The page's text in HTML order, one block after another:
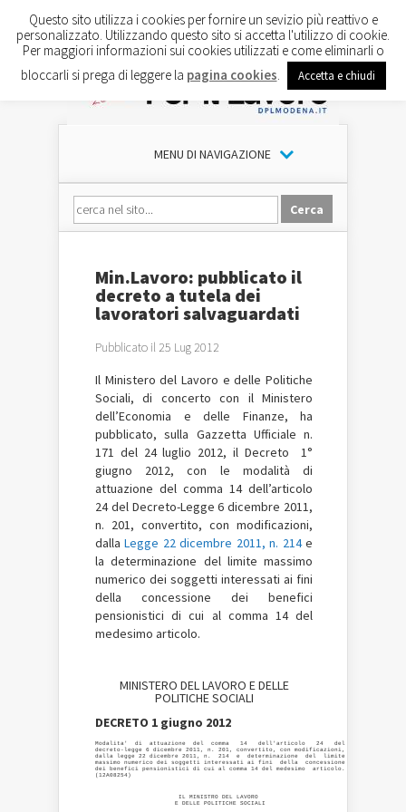
MENU DI NAVIGAZIONE
Min.Lavoro: pubblicato il
decreto a tutela dei
lavoratori salvaguardati
Pubblicato il 25 Lug 2012
Il Ministero del Lavoro e delle Politiche
Sociali, di concerto con il Ministero
dell’Economia e delle Finanze, ha
pubblicato, sulla Gazzetta Ufficiale n.
171 del 24 luglio 2012, il Decreto
1°
giugno 2012, con le modalità di
attuazione del comma 14 dell’articolo
24 del Decreto-Legge 6 dicembre 2011,
n. 201, convertito, con modificazioni,
dallaLegge 22 dicembre 2011, n. 214e
la determinazione del limite massimo
numerico dei soggetti interessati ai fini
della concessione dei benefici
pensionistici di cui al comma 14 del
medesimo articolo.
MINISTERO DEL LAVORO E DELLE
POLITICHE SOCIALI
DECRETO 1 giugno 2012
Modalita'  di  attuazione  del  comma   14   dell'articolo   24   del
decreto-legge 6 dicembre 2011, n. 201, convertito, con modificazioni,
dalla legge 22 dicembre 2011, n.  214  e  determinazione  del  limite
massimo numerico dei soggetti interessati ai fini  della  concessione
dei benefici pensionistici di cui al comma 14 del medesimo  articolo.
                       IL MINISTRO DEL LAVORO
                      E DELLE POLITICHE SOCIALI
Questo sito utilizza i cookies per fornire un sevizio più reattivo e
personalizzato. Utilizzando questo sito si accetta l'utilizzo di cookie.
Per maggiori informazioni sui cookies utilizzati e come eliminarli o
bloccarli si prega di leggere la pagina cookies Accetta e chiudi